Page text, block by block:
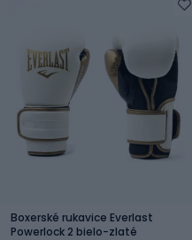
Boxerské rukavice Everlast
Powerlock 2 bielo-zlaté